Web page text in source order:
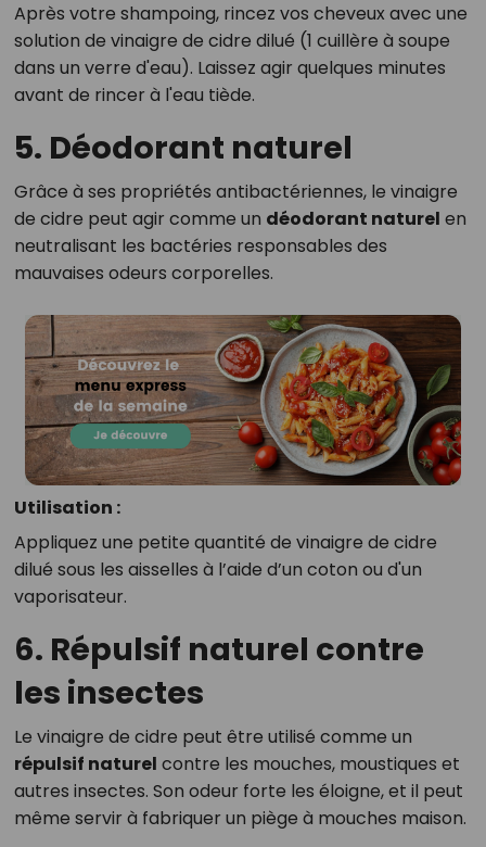
Après votre shampoing, rincez vos cheveux avec une
solution de vinaigre de cidre dilué (1 cuillère à soupe
dans un verre d'eau). Laissez agir quelques minutes
avant de rincer à l'eau tiède.
5. Déodorant naturel
Grâce à ses propriétés antibactériennes, le vinaigre
de cidre peut agir comme un déodorant naturel en
neutralisant les bactéries responsables des
mauvaises odeurs corporelles.
Utilisation :
Appliquez une petite quantité de vinaigre de cidre
dilué sous les aisselles à l’aide d’un coton ou d'un
vaporisateur.
6. Répulsif naturel contre
les insectes
Le vinaigre de cidre peut être utilisé comme un
répulsif naturel contre les mouches, moustiques et
autres insectes. Son odeur forte les éloigne, et il peut
même servir à fabriquer un piège à mouches maison.